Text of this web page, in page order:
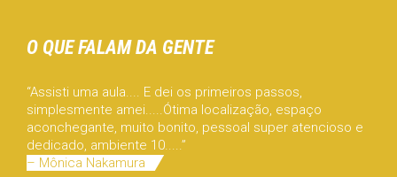
O QUE FALAM DA GENTE
“Assisti uma aula.... E dei os primeiros passos,
simplesmente amei.....Ótima localização, espaço
aconchegante, muito bonito, pessoal super atencioso e
dedicado, ambiente 10.....”
– Mônica Nakamura